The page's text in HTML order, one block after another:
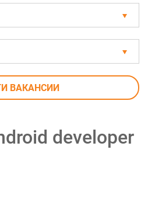
ВАКАНСИИ
developer